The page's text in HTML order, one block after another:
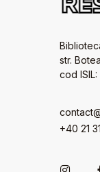
str.
cod
+40 21